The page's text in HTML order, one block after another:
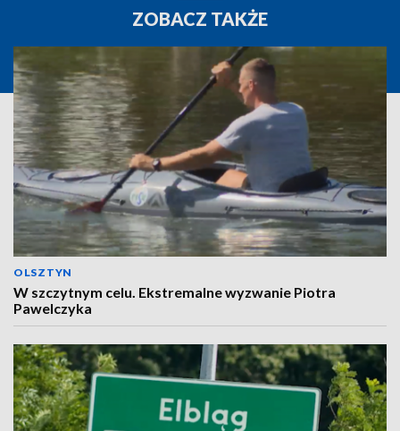
ZOBACZ TAKŻE
OLSZTYN
W szczytnym celu. Ekstremalne wyzwanie Piotra
Pawelczyka